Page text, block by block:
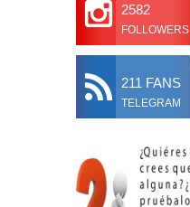
2582
FOLLOWERS
211 FANS
TELEGRAM